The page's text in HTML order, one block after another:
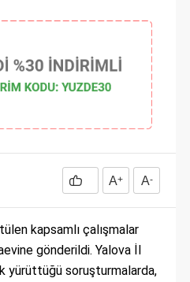
A+ A-
kapsamlı çalışmalar
gönderildi. Yalova İl
yürüttüğü soruşturmalarda,